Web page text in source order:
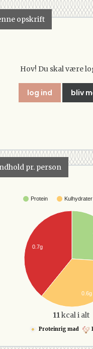
opskrift
Hov! Du skal være
log ind bliv
pr. person
Protein Kulhydrater
0.7g
0.6g
11kcal i alt
Proteinrig mad